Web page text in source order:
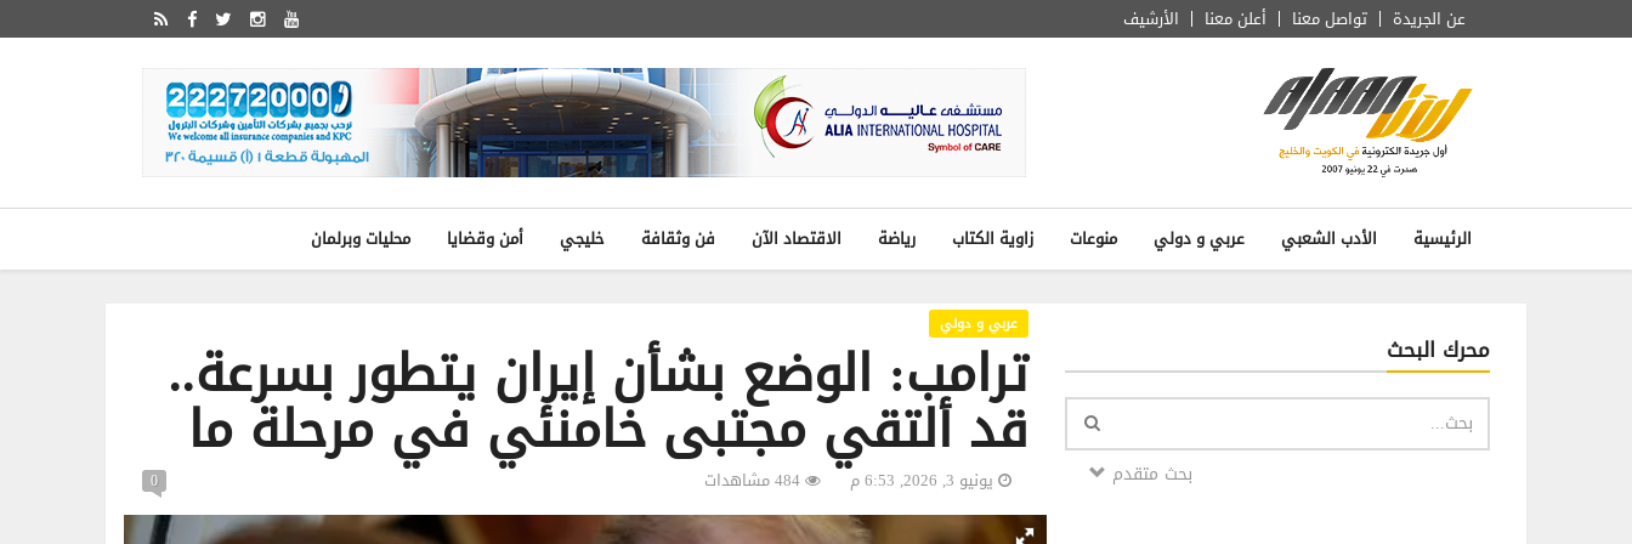
الأرشيف أعلن معنا تواصل معنا عن الجريدة
محليات وبرلمان أمن وقضايا خليجي فن وثقافة الاقتصاد الآن رياضة زاوية الكتاب منوعات عربي و دولي الأدب الشعبي الرئيسية
ترامب: الوضع بشأن إيران يتطور بسرعة..
قد ألتقي مجتبى خامنئي في مرحلة ما
عربي و دولي
يونيو 3, 2026, 6:53 م 0
محرك البحث
بحث متقدم